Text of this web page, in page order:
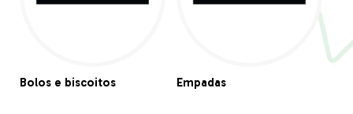
Bolos e biscoitos Empadas